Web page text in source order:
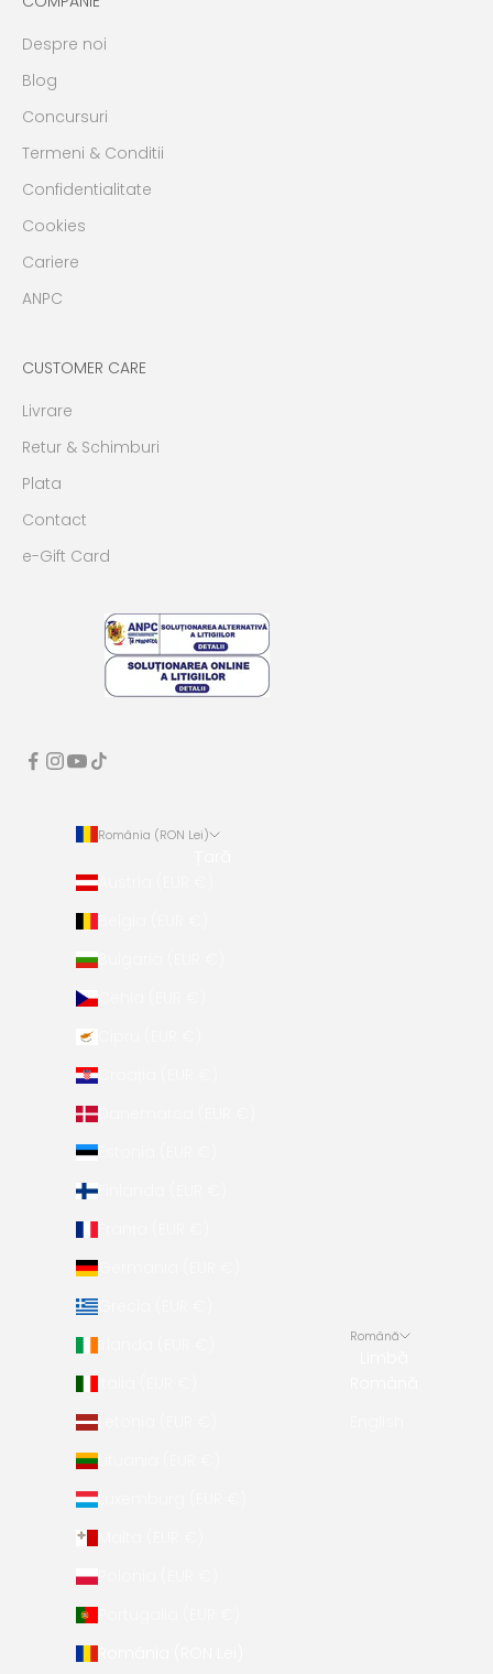
Despre noi
Blog
Concursuri
Termeni & Conditii
Confidentialitate
Cookies
Cariere
ANPC
CUSTOMER CARE
Livrare
Retur & Schimburi
Plata
Contact
e-Gift Card
România (RON Lei)
Austria (EUR €)
Belgia (EUR €)
Bulgaria (EUR €)
Cehia (EUR €)
Croația (EUR €)
Danemarca (EUR €)
Estonia (EUR €)
Finlanda (EUR €)
Franța (EUR €)
Germania (EUR €)
Grecia (EUR €)
Irlanda (EUR €)
Italia (EUR €)
Letonia (EUR €)
Lituania (EUR €)
Luxemburg (EUR €)
Malta (EUR €)
Polonia (EUR €)
Portugalia (EUR €)
România (RON Lei)
Română